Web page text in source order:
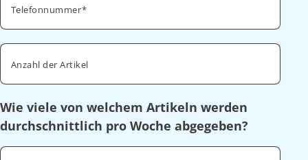
Telefonnummer
Anzahl der Artikel
Wie viele von welchem Artikeln werden
durchschnittlich pro Woche abgegeben?